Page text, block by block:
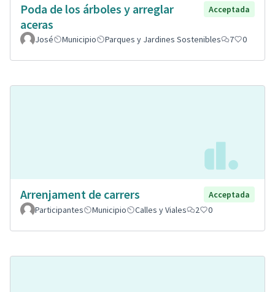
Poda de los árboles y arreglar
aceras
Acceptada
José Municipio Parques y Jardines Sostenibles 7 0
Arrenjament de carrers
Acceptada
Participantes
Municipio Calles y Viales 2 0